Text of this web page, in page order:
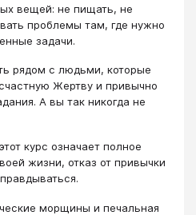
вещей: не пищать, не
проблемы там, где нужно
задачи.
рядом с людьми, которые
Жертву и привычно
А вы так никогда не
курс означает полное
жизни, отказ от привычки
морщины и печальная